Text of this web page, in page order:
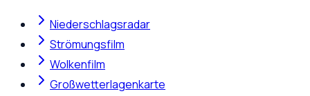
Niederschlagsradar
Strömungsfilm
Wolkenfilm
Großwetterlagenkarte